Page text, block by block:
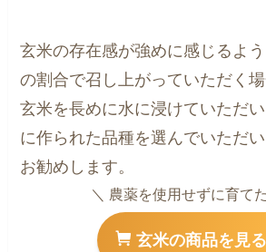
玄米の存在感が強めに感じるよ
の割合で召し上がっていただく
玄米を長めに水に浸けていただ
に作られた品種を選んでいただ
お勧めします。
＼ 農薬を使用せずに育て
玄米の商品を見